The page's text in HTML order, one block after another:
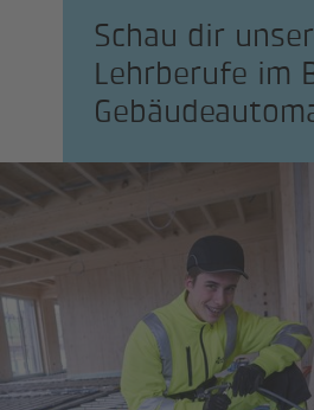
Schau dir
Lehrberufe im